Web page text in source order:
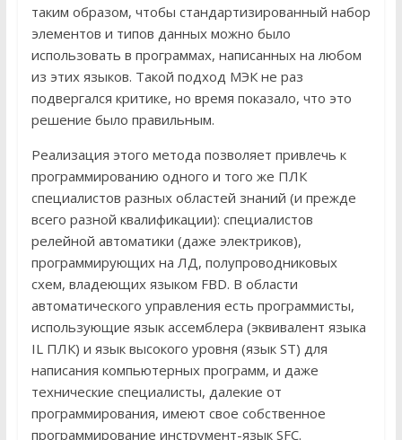
таким образом, чтобы стандартизированный набор
элементов и типов данных можно было
использовать в программах, написанных на любом
из этих языков. Такой подход МЭК не раз
подвергался критике, но время показало, что это
решение было правильным.
Реализация этого метода позволяет привлечь к
программированию одного и того же ПЛК
специалистов разных областей знаний (и прежде
всего разной квалификации): специалистов
релейной автоматики (даже электриков),
программирующих на ЛД, полупроводниковых
схем, владеющих языком FBD. В области
автоматического управления есть программисты,
использующие язык ассемблера (эквивалент языка
IL ПЛК) и язык высокого уровня (язык ST) для
написания компьютерных программ, и даже
технические специалисты, далекие от
программирования, имеют свое собственное
программирование инструмент-язык SFC.